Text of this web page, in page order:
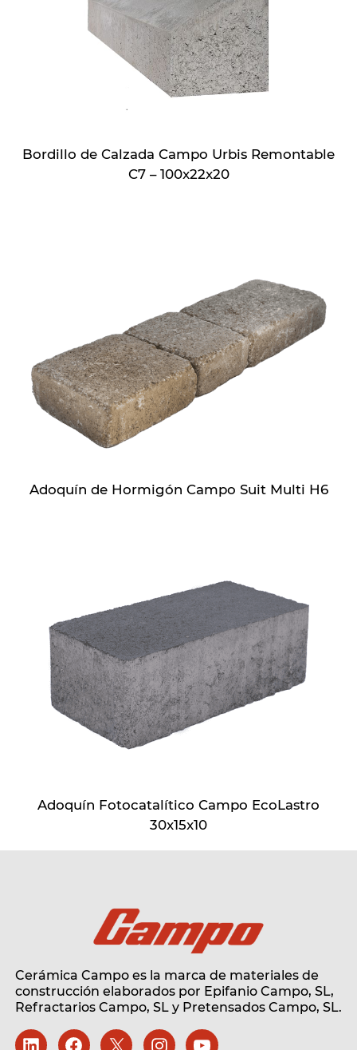
Bordillo de Calzada Campo Urbis Remontable
C7 – 100x22x20
Adoquín de Hormigón Campo Suit Multi H6
Adoquín Fotocatalítico Campo EcoLastro
30x15x10
Cerámica Campo es la marca de materiales de
construcción elaborados por Epifanio Campo, SL,
Refractarios Campo, SLy Pretensados Campo, SL.